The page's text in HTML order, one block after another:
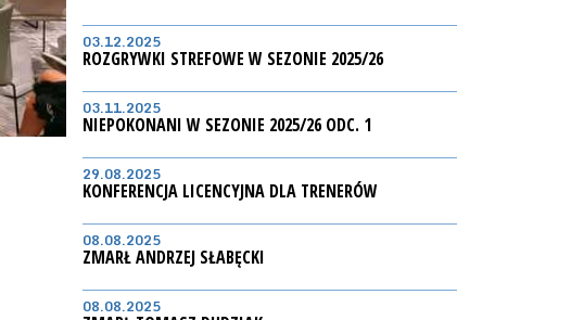
03.12.2025
ROZGRYWKI STREFOWE W SEZONIE 2025/26
03.11.2025
NIEPOKONANI W SEZONIE 2025/26 ODC. 1
29.08.2025
KONFERENCJA LICENCYJNA DLA TRENERÓW
08.08.2025
ZMARŁ ANDRZEJ SŁABĘCKI
08.08.2025